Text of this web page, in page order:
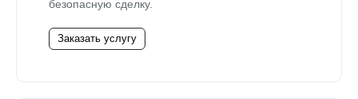
безопасную сделку.
Заказать услугу